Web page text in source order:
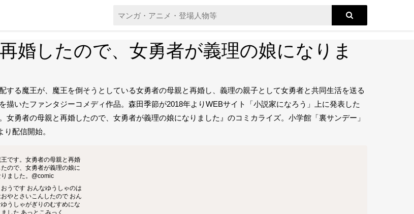
婚したので、女勇者が義理の娘になりま
する魔王が、魔王を倒そうとしている女勇者の母親と再婚し、義理の親子として女勇者と共同生活を送る
描いたファンタジーコメディ作品。森田季節が2018年よりWEBサイト「小説家になろう」上に発表した
女勇者の母親と再婚したので、女勇者が義理の娘になりました』のコミカライズ。小学館「裏サンデー」
り配信開始。
王です。女勇者の母親と再婚
たので、女勇者が義理の娘に
ました。@comic
おうです おんなゆうしゃのは
やとさいこんしたので おん
うしゃがぎりのむすめにな
ました あっとこみっく